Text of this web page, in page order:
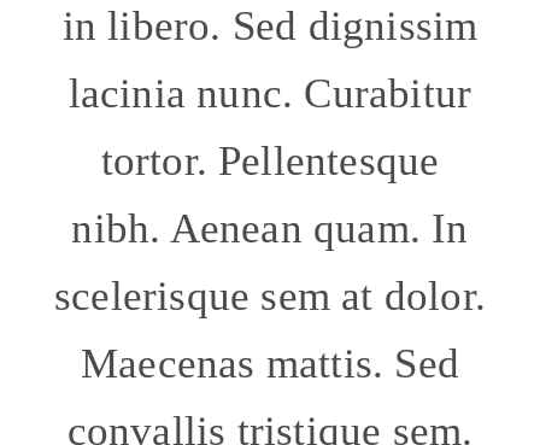
in libero. Sed dignissim
lacinia nunc. Curabitur
tortor. Pellentesque
nibh. Aenean quam. In
scelerisque sem at dolor.
Maecenas mattis. Sed
convallis tristique sem.